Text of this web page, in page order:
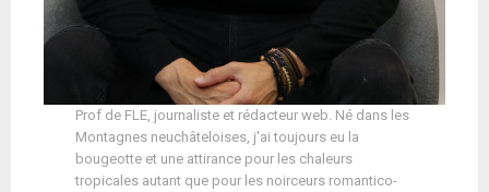
Prof de FLE, journaliste et rédacteur web. Né dans les
Montagnes neuchâteloises, j'ai toujours eu la
bougeotte et une attirance pour les chaleurs
tropicales autant que pour les noirceurs romantico-